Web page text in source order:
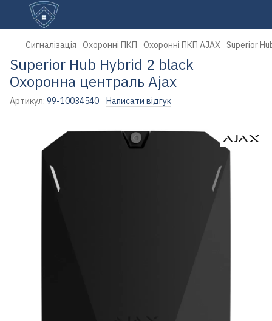
Сигналізація Охоронні ПКП Охоронні ПКП AJAX Superior
Superior Hub Hybrid 2 black
Охоронна централь Ajax
Артикул: 99-10034540 Написати відгук